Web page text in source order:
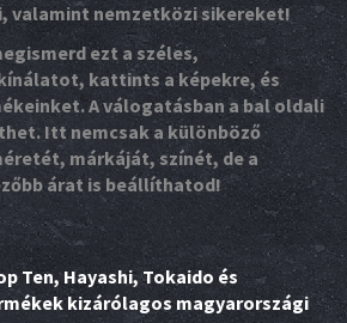
valamint nemzetközi sikereket!
ezt a széles,
kattints a képekre, és
A válogatásban a bal oldali
Itt nemcsak a különböző
márkáját, színét, de a
árat is beállíthatod!
Hayashi, Tokaido és
kizárólagos magyarországi